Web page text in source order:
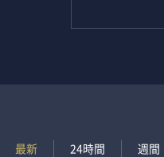
最新 24時間 週間